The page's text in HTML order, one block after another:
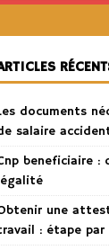
documents
salaire
beneficiaire
une
: étape par